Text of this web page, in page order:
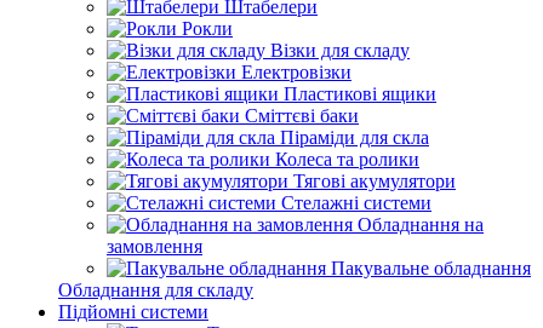
Штабелери
Рокли
Візки для складу
Електровізки
Пластикові ящики
Сміттєві баки
Піраміди для скла
Колеса та ролики
Тягові акумулятори
Стелажні системи
Обладнання на
замовлення
Пакувальне обладнання
Обладнання для складу
Підйомні системи